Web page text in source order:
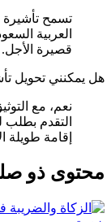
تسمح تأشيرة
العربية
قصيرة الأجل.
هل يمكنني تحويل
نعم، مع
التقدم بطلب
إقامة طويلة
محتوى ذو